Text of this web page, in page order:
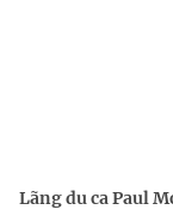
Lãng du ca Paul